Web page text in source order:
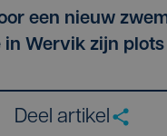
een nieuw
in Wervik zijn plots
Deel artikel